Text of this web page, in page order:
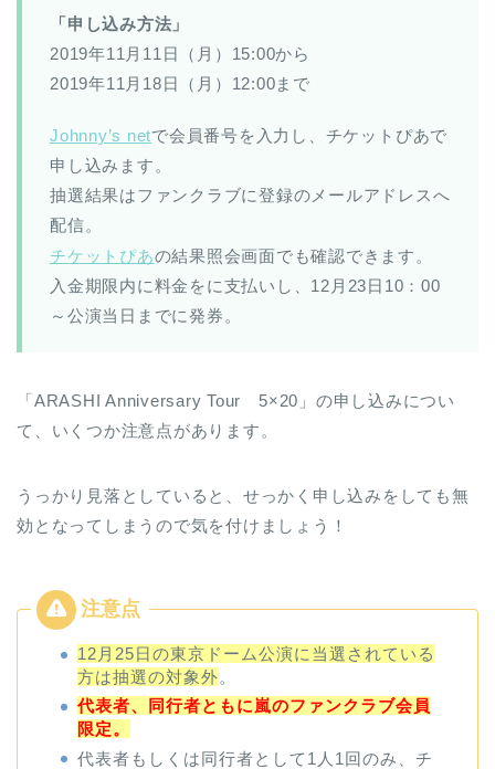
「申し込み方法」
2019年11月11日（月）15:00から
2019年11月18日（月）12:00まで
Johnny’s netで会員番号を入力し、チケットぴあで
申し込みます。
抽選結果はファンクラブに登録のメールアドレスへ
配信。
チケットぴあの結果照会画面でも確認できます。
入金期限内に料金をに支払いし、12月23日10：00
～公演当日までに発券。
「ARASHI Anniversary Tour 5×20」の申し込みについ
て、いくつか注意点があります。
うっかり見落としていると、せっかく申し込みをしても無
効となってしまうので気を付けましょう！
12月25日の東京ドーム公演に当選されている
方は抽選の対象外。
代表者、同行者ともに嵐のファンクラブ会員
限定。
代表者もしくは同行者として1人1回のみ、チ